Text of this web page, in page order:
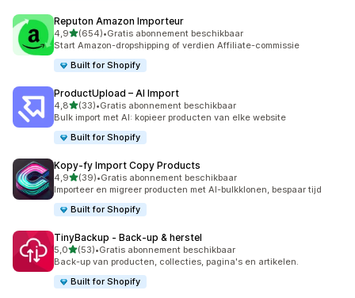
Reputon Amazon Importeur
4,9van 5 sterren
(654)
654 recensies in totaal
•Gratis abonnement beschikbaar
Start Amazon-dropshipping of verdien Affiliate-commissie
Built for Shopify
ProductUpload – AI Import
4,8van 5 sterren
(33)
33 recensies in totaal
•Gratis abonnement beschikbaar
Bulk import met AI: kopieer producten van elke website
Built for Shopify
Kopy‑fy Import Copy Products
4,9van 5 sterren
(39)
39 recensies in totaal
•Gratis abonnement beschikbaar
Importeer en migreer producten met AI-bulkklonen, bespaar tijd
Built for Shopify
TinyBackup ‑ Back‑up & herstel
5,0van 5 sterren
(53)
53 recensies in totaal
•Gratis abonnement beschikbaar
Back-up van producten, collecties, pagina's en artikelen.
Built for Shopify